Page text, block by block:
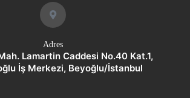
Adres
Lamartin Caddesi No.40 Kat.1,
İş Merkezi, Beyoğlu/İstanbul